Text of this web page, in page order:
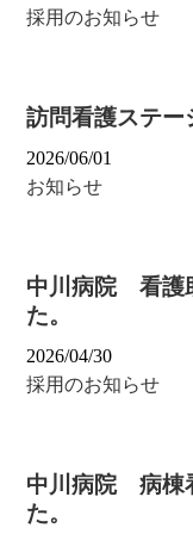
採用のお知らせ
訪問看護ステ
2026/06/01
お知らせ
中川病院 看護
た。
2026/04/30
採用のお知らせ
中川病院 病棟
た。